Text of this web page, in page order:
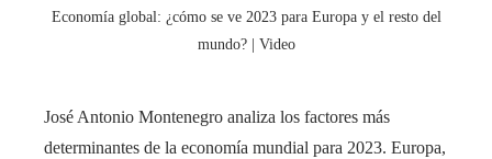
Economía global: ¿cómo se ve 2023 para Europa y el resto del
mundo? | Video
José Antonio Montenegro analiza los factores más
determinantes de la economía mundial para 2023. Europa,